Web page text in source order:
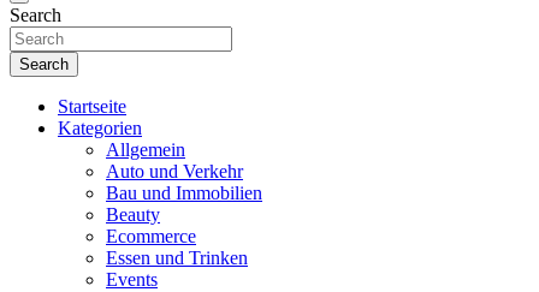
Search
Search
Startseite
Kategorien
Allgemein
Auto und Verkehr
Bau und Immobilien
Beauty
Ecommerce
Essen und Trinken
Events